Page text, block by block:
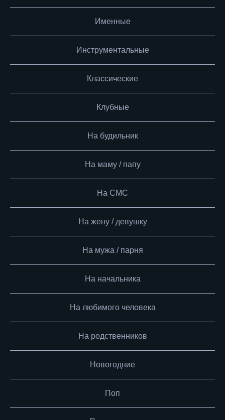
Именные
Инструментальные
Классические
Клубные
На будильник
На маму / папу
На СМС
На жену / девушку
На мужа / парня
На начальника
На любимого человека
На родственников
Новогодние
Поп